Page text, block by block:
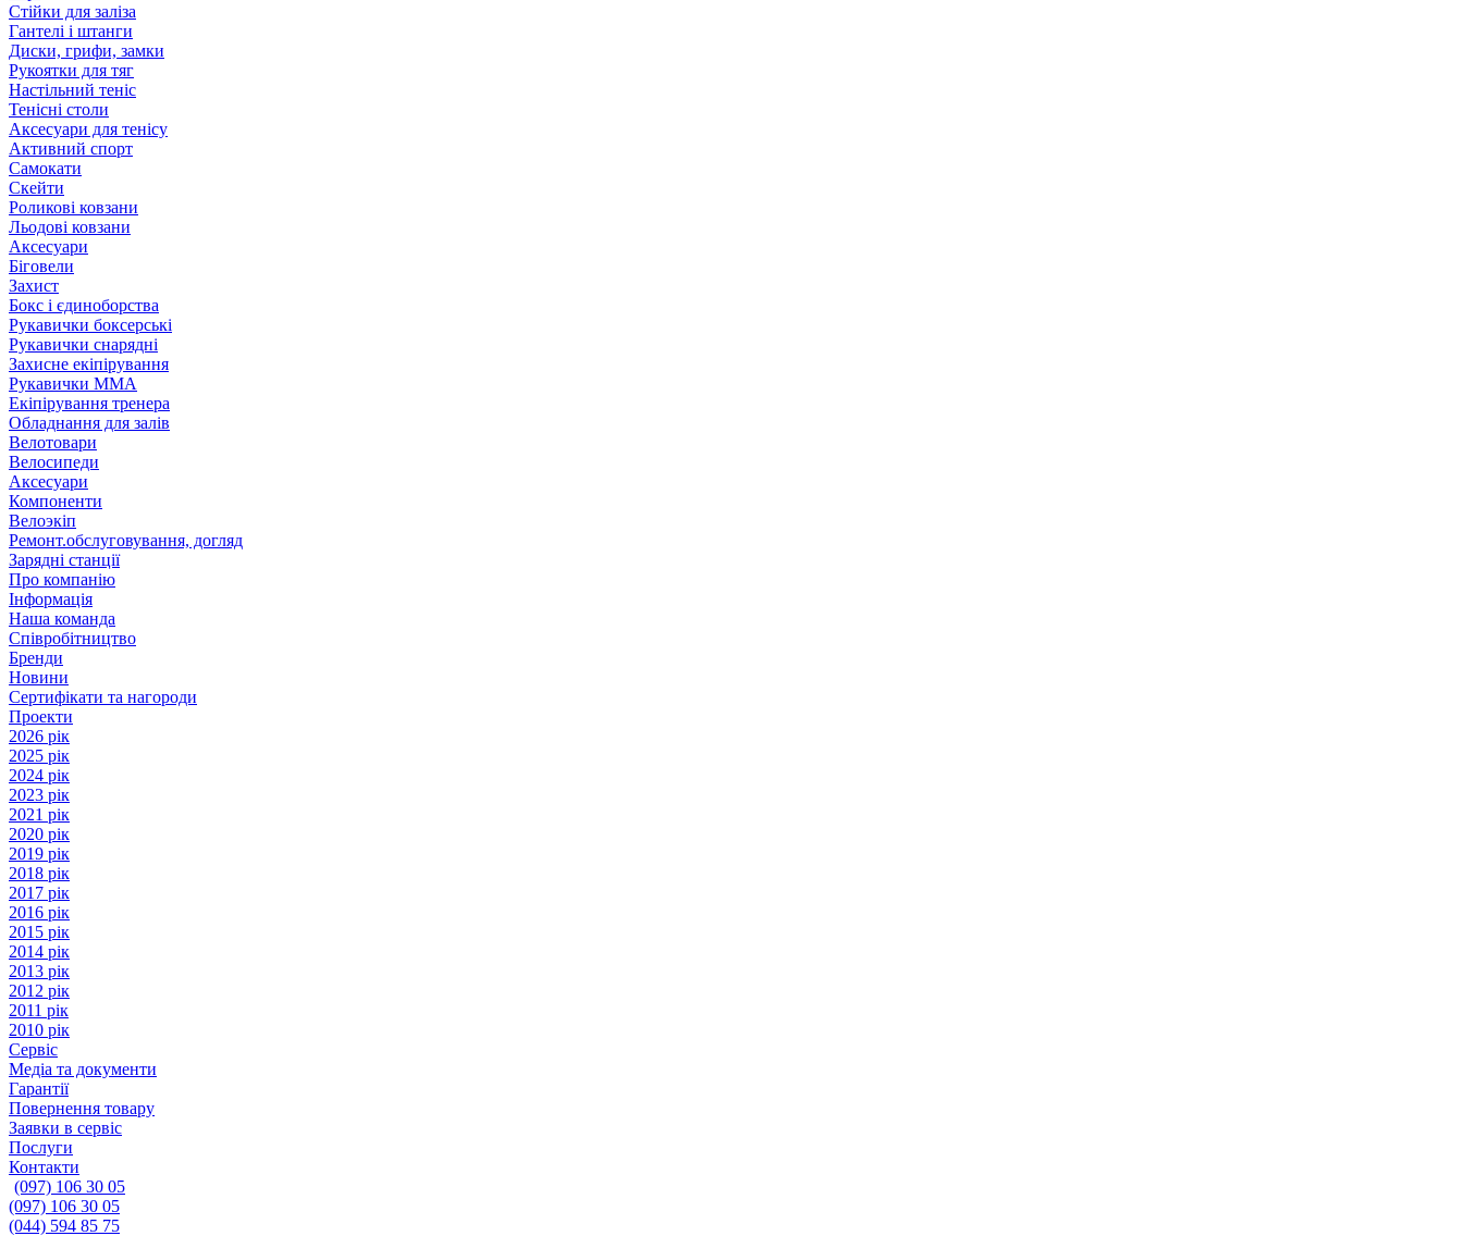
Стійки для заліза
Гантелі і штанги
Диски, грифи, замки
Рукоятки для тяг
Настільний теніс
Тенісні столи
Аксесуари для тенісу
Активний спорт
Самокати
Скейти
Роликові ковзани
Льодові ковзани
Аксесуари
Біговели
Захист
Бокс і єдиноборства
Рукавички боксерські
Рукавички снарядні
Захисне екіпірування
Рукавички ММА
Екіпірування тренера
Обладнання для залів
Велотовари
Велосипеди
Аксесуари
Компоненти
Велоэкіп
Ремонт.обслуговування, догляд
Зарядні станції
Про компанію
Інформація
Наша команда
Співробітництво
Бренди
Новини
Сертифікати та нагороди
Проекти
2026 рік
2025 рік
2024 рік
2023 рік
2021 рік
2020 рік
2019 рік
2018 рік
2017 рік
2016 рік
2015 рік
2014 рік
2013 рік
2012 рік
2011 рік
2010 рік
Сервіс
Медіа та документи
Гарантії
Повернення товару
Заявки в сервіс
Послуги
Контакти
(097) 106 30 05
(097) 106 30 05
(044) 594 85 75